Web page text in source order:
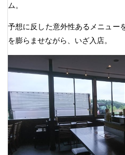
ム。
予想に反した意外性あるメニュー
を膨らませながら、いざ入店。